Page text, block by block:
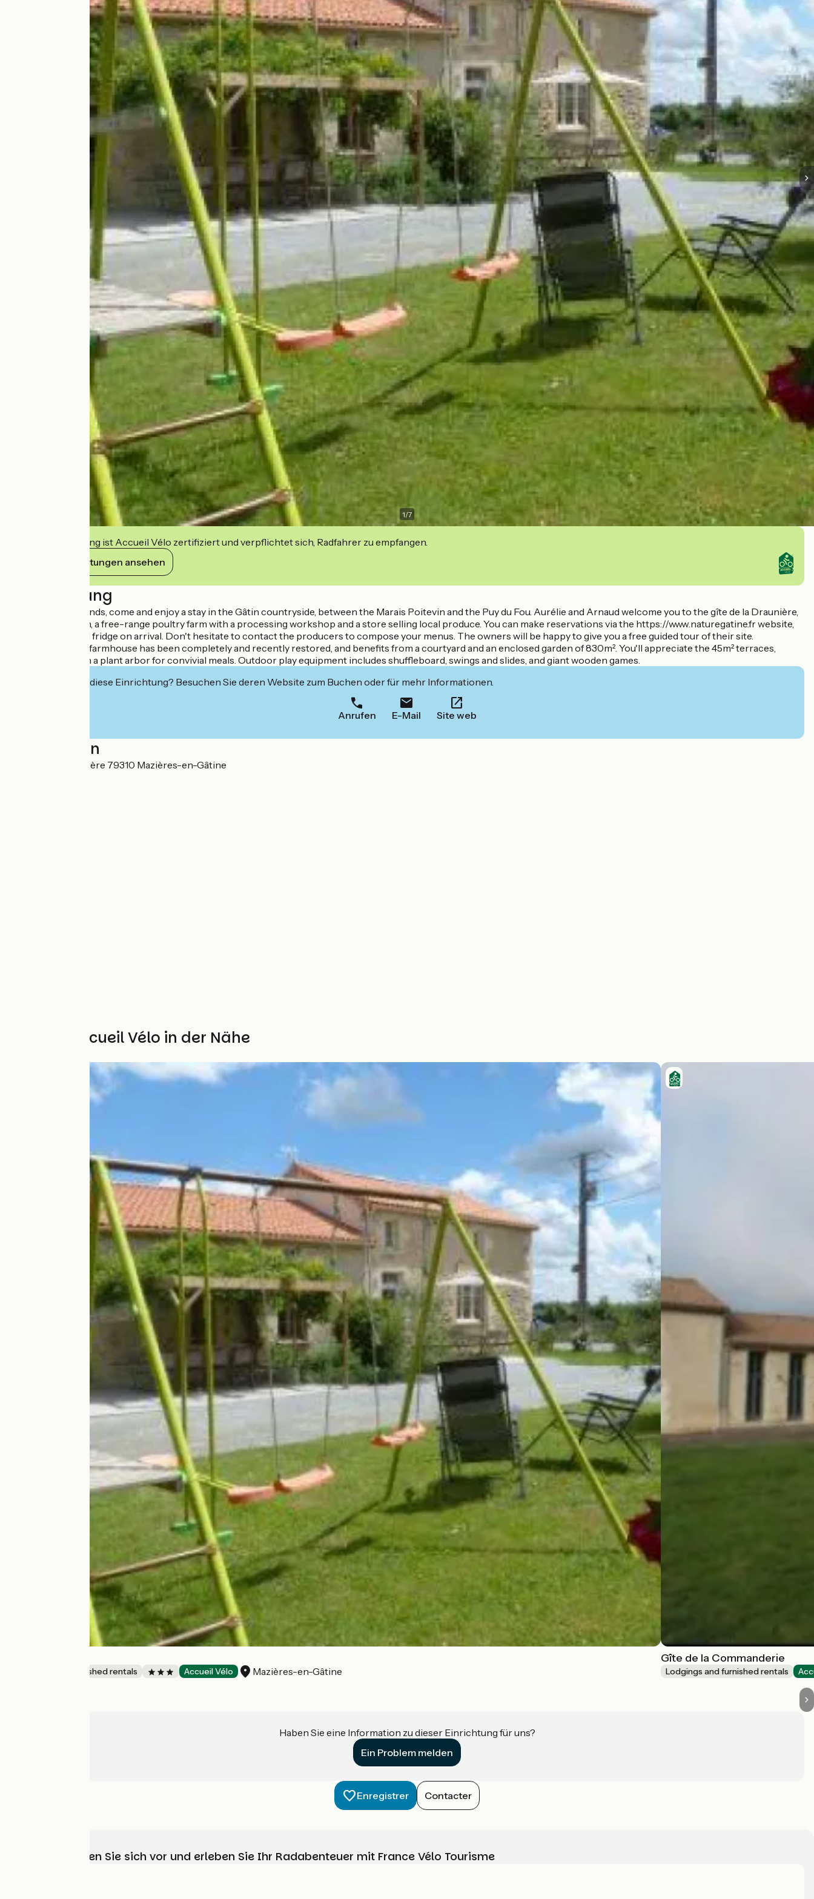
1/7
Diese Einrichtung ist Accueil Vélo zertifiziert und verpflichtet sich, Radfahrer zu empfangen.
Ihre Verpflichtungen ansehen
Beschreibung
With family or friends, come and enjoy a stay in the Gâtin countryside, between the Marais Poitevin and the Puy du Fou. Aurélie and Arnaud welcome you to the gîte de la Draunière,
close to their farm, a free-range poultry farm with a processing workshop and a store selling local produce. You can make reservations via the https://www.naturegatine.fr website,
so you'll have a full fridge on arrival. Don't hesitate to contact the producers to compose your menus. The owners will be happy to give you a free guided tour of their site.
The old detached farmhouse has been completely and recently restored, and benefits from a courtyard and an enclosed garden of 830m². You'll appreciate the 45m² terraces,
including one with a plant arbor for convivial meals. Outdoor play equipment includes shuffleboard, swings and slides, and giant wooden games.
Interessiert Sie diese Einrichtung? Besuchen Sie deren Website zum Buchen oder für mehr Informationen.
Anrufen E-Mail Site web
Localisation
Lieu-dit La Draunière 79310 Mazières-en-Gâtine
Weitere Accueil Vélo in der Nähe
Lodgings and furnished rentals Accueil Vélo Mazières-en-Gâtine
Gîte de la Commanderie
Lodgings and furnished rentals
Haben Sie eine Information zu dieser Einrichtung für uns?
Ein Problem melden
Enregistrer Contacter
Wählen, bereiten Sie sich vor und erleben Sie Ihr Radabenteuer mit France Vélo Tourisme